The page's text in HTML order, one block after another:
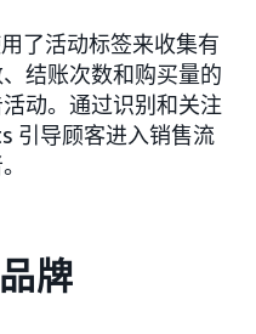
了活动标签来收集有
结账次数和购买量的
动。通过识别和关注
引导顾客进入销售流
牌